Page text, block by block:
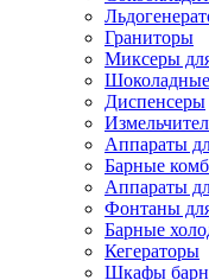
Граниторы
Миксеры
Диспенсеры
Аппараты
Барные
Аппараты
Фонтаны
Барные
Кегераторы
Шкафы